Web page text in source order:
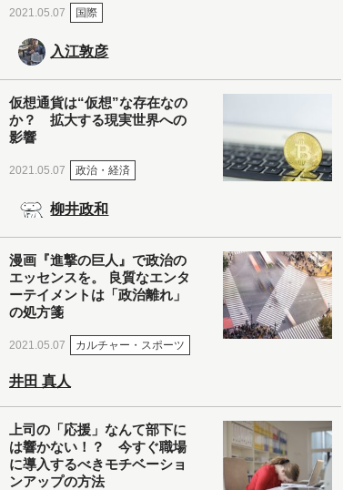
2021.05.07 国際
入江敦彦
仮想通貨は“仮想”な存在なの
か？ 拡大する現実世界への
影響
2021.05.07 政治・経済
柳井政和
漫画『進撃の巨人』で政治の
エッセンスを。 良質なエンタ
ーテイメントは「政治離れ」
の処方箋
2021.05.07 カルチャー・スポーツ
井田 真人
上司の「応援」なんて部下に
は響かない！？ 今すぐ職場
に導入するべきモチベーショ
ンアップの方法